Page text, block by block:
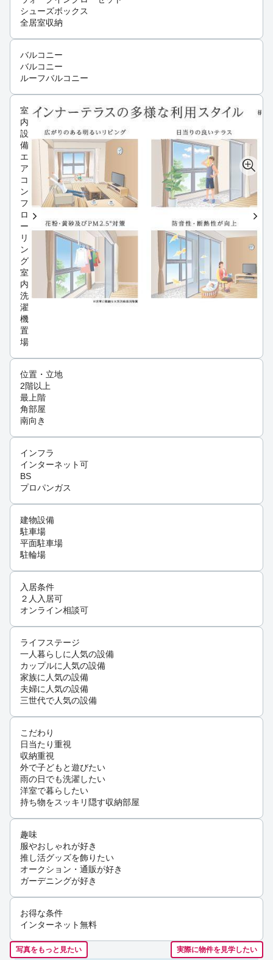
シューズボックス
全居室収納
バルコニー
バルコニー
ルーフバルコニー
室
内
設
備
エ
ア
コ
ン
フ
ロ
ー
リ
ン
グ
室
内
洗
濯
機
置
場
位置・立地
2階以上
最上階
角部屋
南向き
インフラ
インターネット可
BS
プロパンガス
建物設備
駐車場
平面駐車場
駐輪場
入居条件
２人入居可
オンライン相談可
ライフステージ
一人暮らしに人気の設備
カップルに人気の設備
家族に人気の設備
夫婦に人気の設備
三世代で人気の設備
こだわり
日当たり重視
収納重視
外で子どもと遊びたい
雨の日でも洗濯したい
洋室で暮らしたい
持ち物をスッキリ隠す収納部屋
趣味
服やおしゃれが好き
推し活グッズを飾りたい
オークション・通販が好き
ガーデニングが好き
お得な条件
インターネット無料
写真をもっと見たい 実際に物件を見学したい